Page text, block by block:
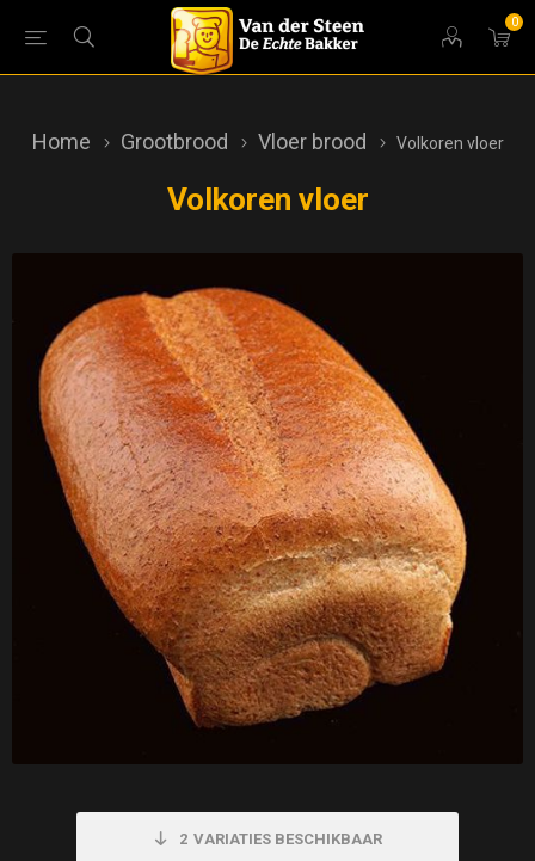
0
Home Grootbrood Vloer brood Volkoren vloer
Volkoren vloer
2 VARIATIES BESCHIKBAAR